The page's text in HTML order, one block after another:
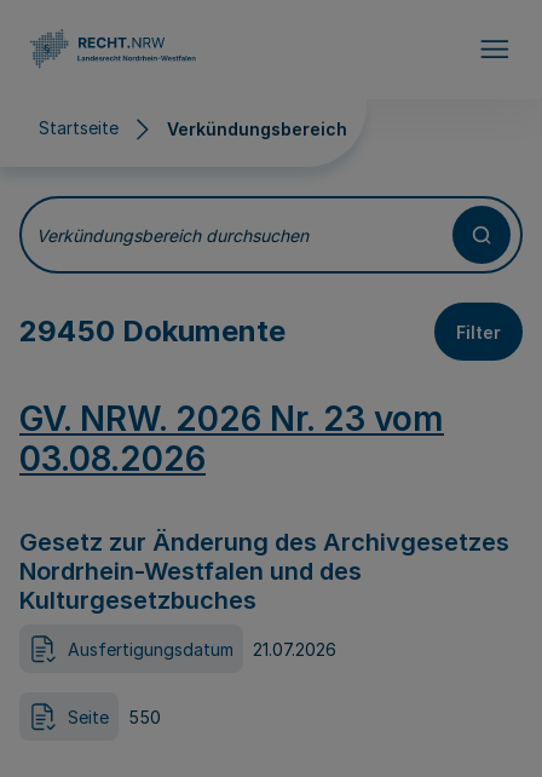
Startseite Verkündungsbereich
Verkündungsbereich
Verkündungsbereich durchsuchen
29450 Dokumente Filter
GV. NRW. 2026 Nr. 23 vom
03.08.2026
Gesetz zur Änderung des Archivgesetzes
Nordrhein-Westfalen und des
Kulturgesetzbuches
Ausfertigungsdatum 21.07.2026
Seite 550